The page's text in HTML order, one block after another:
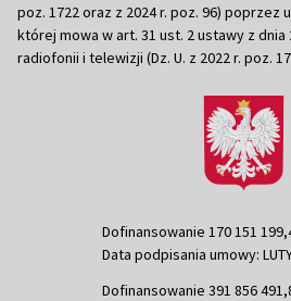
poz. 1722 oraz z 2024 r. poz. 96)
której mowa w art. 31 ust. 2 ustawy z dnia
radiofonii i telewizji (Dz. U. z 2022 r. poz.
Dofinansowanie 170 151
Data podpisania umowy:
Dofinansowanie 391 856